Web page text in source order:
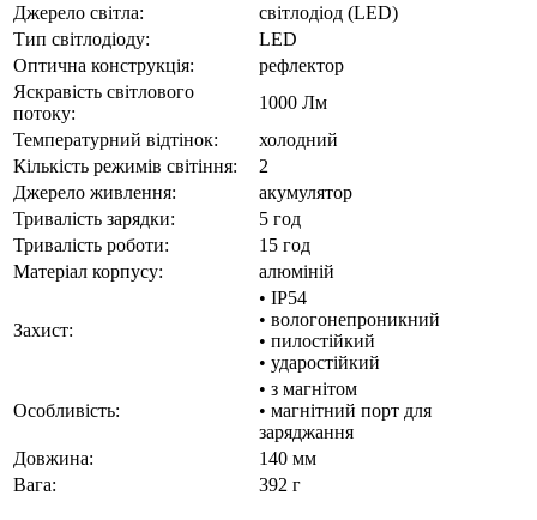
Джерело світла:
світлодіод (LED)
Тип світлодіоду:
LED
Оптична конструкція:
рефлектор
Яскравість світлового
потоку:
1000 Лм
Температурний відтінок:
холодний
Кількість режимів світіння:
2
Джерело живлення:
акумулятор
Тривалість зарядки:
5 год
Тривалість роботи:
15 год
Матеріал корпусу:
алюміній
Захист:
• IP54
• вологонепроникний
• пилостійкий
• ударостійкий
Особливість:
• з магнітом
• магнітний порт для
заряджання
Довжина:
140 мм
Вага:
392 г